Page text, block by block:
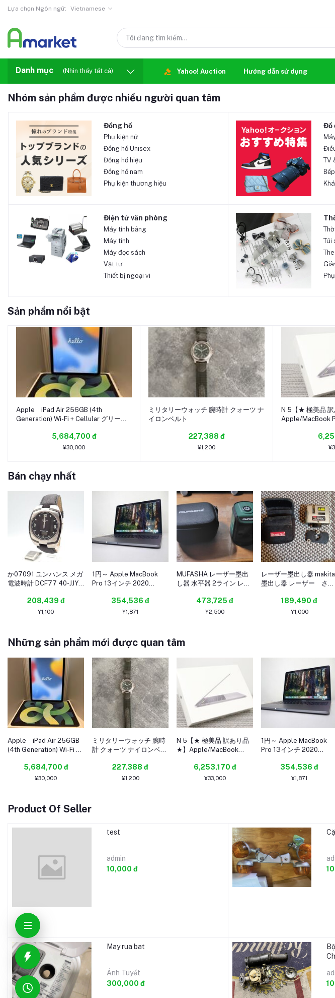
Lựa chọn Ngôn ngữ: Vietnamese
Danh mục (Nhìn thấy tất cả) Yahoo! Auction Hướng dẫn sử dụng
Nhóm sản phẩm được nhiều người quan tâm
Đồng hồ
Phụ kiện nữ
Đồng hồ Unisex
Đồng hồ hiệu
Đồng hồ nam
Phụ kiện thương hiệu
Đồ
TV
Điện tử văn phòng
Máy tính bảng
Máy tính
Máy đọc sách
Vật tư
Thiết bị ngoại vi
Túi
Sản phẩm nổi bật
Apple iPad Air 256GB (4th
Generation) Wi-Fi + Cellular グリー
5,684,700 đ
¥30,000
ミリタリーウォッチ 腕時計 クォーツ ナ
イロンベルト
227,388 đ
¥1,200
N 5【★ 極美品 訳
Apple/MacBook
16GB / SSD：
Bán chạy nhất
か07091 ユンハンス メガ
電波時計 DCF77 40-JJY-
ック文字盤 メンズ 腕時計
208,439 đ
¥1,100
1円～ Apple MacBook
Pro 13インチ 2020
RAM16 SSD512G (2025-
0730-2928)
354,536 đ
¥1,871
MUFASHA レーザー墨出
し器 水平器 2ライン レー
水平調整機能 収納バック
付き レーザークラス2
473,725 đ
¥2,500
レーザー墨出し器 makita
墨出し器 レーザー さげ
189,490 đ
¥1,000
Những sản phẩm mới được quan tâm
Apple iPad Air 256GB
(4th Generation) Wi-Fi +
5,684,700 đ
¥30,000
ミリタリーウォッチ 腕時
計 クォーツ ナイロンベル
227,388 đ
¥1,200
N 5【★ 極美品 訳あり品
★】Apple/MacBook
inch,2019,2TBT3)/core
i5-1.4GHz / 16GB /
6,253,170 đ
¥33,000
1円～ Apple MacBook
Pro 13インチ 2020
RAM16 SSD512G (2025-
0730-2928)
354,536 đ
¥1,871
Product Of Seller
test
admin
10,000 đ
May rua bat
Ánh Tuyết
300,000 đ